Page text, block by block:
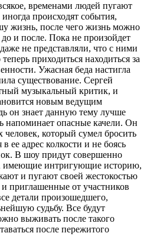
временами людей пугают
происходят события,
жизнь, после чего жизнь можно
и после. Пока не произойдет
не представляли, что с ними
приходиться находиться за
Ужасная беда настигла
существование. Сергей
музыкальный критик, и
новым ведущим
он знает данную тему лучше
напоминает опасные качели. Он
человек, который сумел бросить
ее адрес колкости и не боясь
В шоу придут совершенно
имеющие интригующие историю,
и пугают своей жестокостью
приглашенные от участников
детали произошедшего,
судьбу. Все будут
выживать после такого
после пережитого